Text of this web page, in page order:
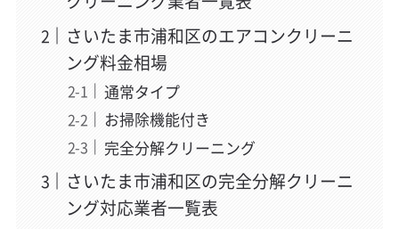
さいたま市浦和区のエアコンクリーニ
ング料金相場
通常タイプ
お掃除機能付き
完全分解クリーニング
さいたま市浦和区の完全分解クリーニ
ング対応業者一覧表